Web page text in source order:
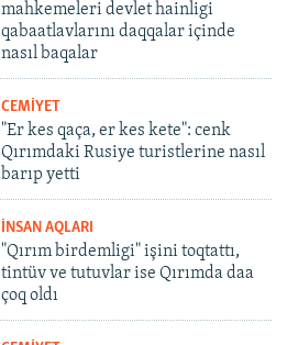
mahkemeleri devlet hainligi
qabaatlavlarını daqqalar içinde
nasıl baqalar
CEMİYET
"Er kes qaça, er kes kete": cenk
Qırımdaki Rusiye turistlerine nasıl
barıp yetti
İNSAN AQLARI
"Qırım birdemligi" işini toqtattı,
tintüv ve tutuvlar ise Qırımda daa
çoq oldı